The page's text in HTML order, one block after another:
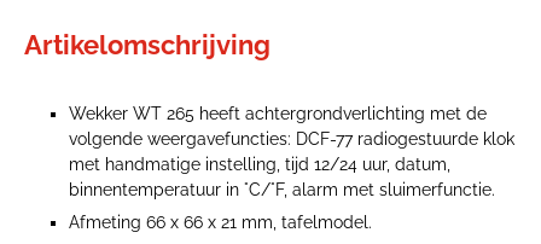
Artikelomschrijving
Wekker WT 265 heeft achtergrondverlichting met de
volgende weergavefuncties: DCF-77 radiogestuurde klok
met handmatige instelling, tijd 12/24 uur, datum,
binnentemperatuur in °C/°F, alarm met sluimerfunctie.
Afmeting 66 x 66 x 21 mm, tafelmodel.